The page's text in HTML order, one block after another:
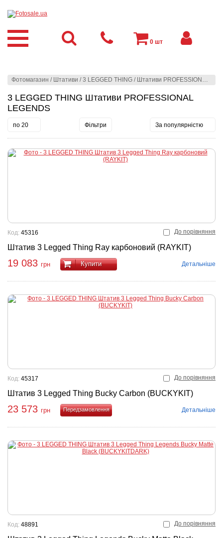
Фотомагазин / Штативи /3 LEGGED THING / Штативи PROFESSIONAL LEGENDS
3 LEGGED THING Штативи PROFESSIONAL
LEGENDS
по 20 Фільтри За популярністю
До порівняння
Штатив 3 Legged Thing Ray карбоновий (RAYKIT)
Код: 45316
19 083 грн Купити Детальніше
До порівняння
Штатив 3 Legged Thing Bucky Carbon (BUCKYKIT)
Код: 45317
23 573 грн
Детальніше
До порівняння
Код: 48891
0 шт